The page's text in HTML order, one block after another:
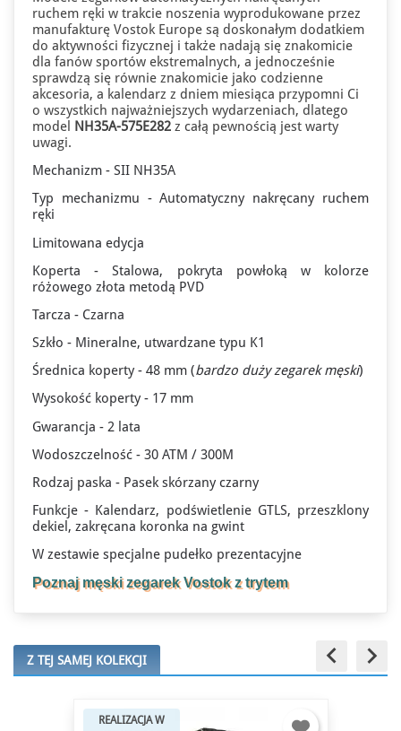
×
🌛 NOCNE OKAZJE
Do końca promocji: 3h 12m 33s
ruchem ręki w trakcie noszenia wyprodukowane przez
manufakturę Vostok Europe są doskonałym dodatkiem
do aktywności fizycznej i także nadają się znakomicie
dla fanów sportów ekstremalnych, a jednocześnie
sprawdzą się równie znakomicie jako codzienne
akcesoria, a kalendarz z dniem miesiąca przypomni Ci
o wszystkich najważniejszych wydarzeniach, dlatego
model NH35A-575E282 z całą pewnością jest warty
uwagi.
Mechanizm - SII NH35A
Typ mechanizmu - Automatyczny nakręcany ruchem
ręki
Limitowana edycja
Koperta - Stalowa, pokryta powłoką w kolorze
różowego złota metodą PVD
Tarcza - Czarna
Szkło - Mineralne, utwardzane typu K1
Średnica koperty - 48 mm (bardzo duży zegarek męski)
Wysokość koperty - 17 mm
Gwarancja - 2 lata
Wodoszczelność - 30 ATM / 300M
Rodzaj paska - Pasek skórzany czarny
Funkcje - Kalendarz, podświetlenie GTLS, przeszklony
dekiel, zakręcana koronka na gwint
W zestawie specjalne pudełko prezentacyjne
Poznaj męski zegarek Vostok z trytem
Z TEJ SAMEJ KOLEKCJI keyboard_arrow_left
REALIZACJA W
keyboard_arrow_right